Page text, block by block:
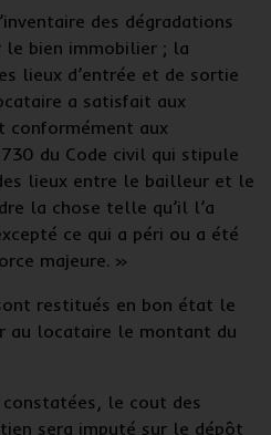
des dégradations
le bien immobilier ; la
lieux d’entrée et de sortie
a satisfait aux
conformément aux
du Code civil qui stipule
lieux entre le bailleur et le
la chose telle qu’il l’a
ce qui a péri ou a été
majeure. »
restitués en bon état le
au locataire le montant du
le cout des
sera imputé sur le dépôt